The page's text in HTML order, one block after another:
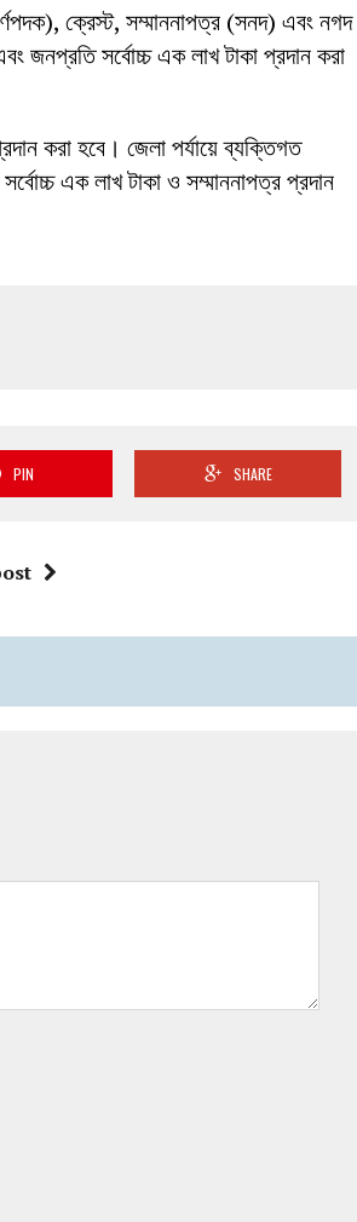
ক্রেস্ট, সম্মাননাপত্র (সনদ) এবং নগদ
জনপ্রতি সর্বোচ্চ এক লাখ টাকা প্রদান করা
করা হবে। জেলা পর্যায়ে ব্যক্তিগত
এক লাখ টাকা ও সম্মাননাপত্র প্রদান
PIN SHARE